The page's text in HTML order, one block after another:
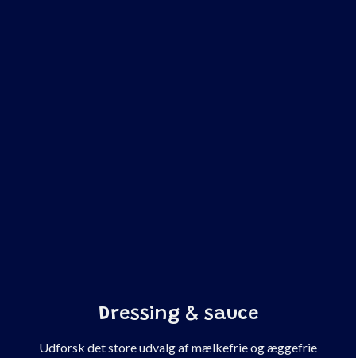
Dressing & sauce
Udforsk det store udvalg af mælkefrie og æggefrie